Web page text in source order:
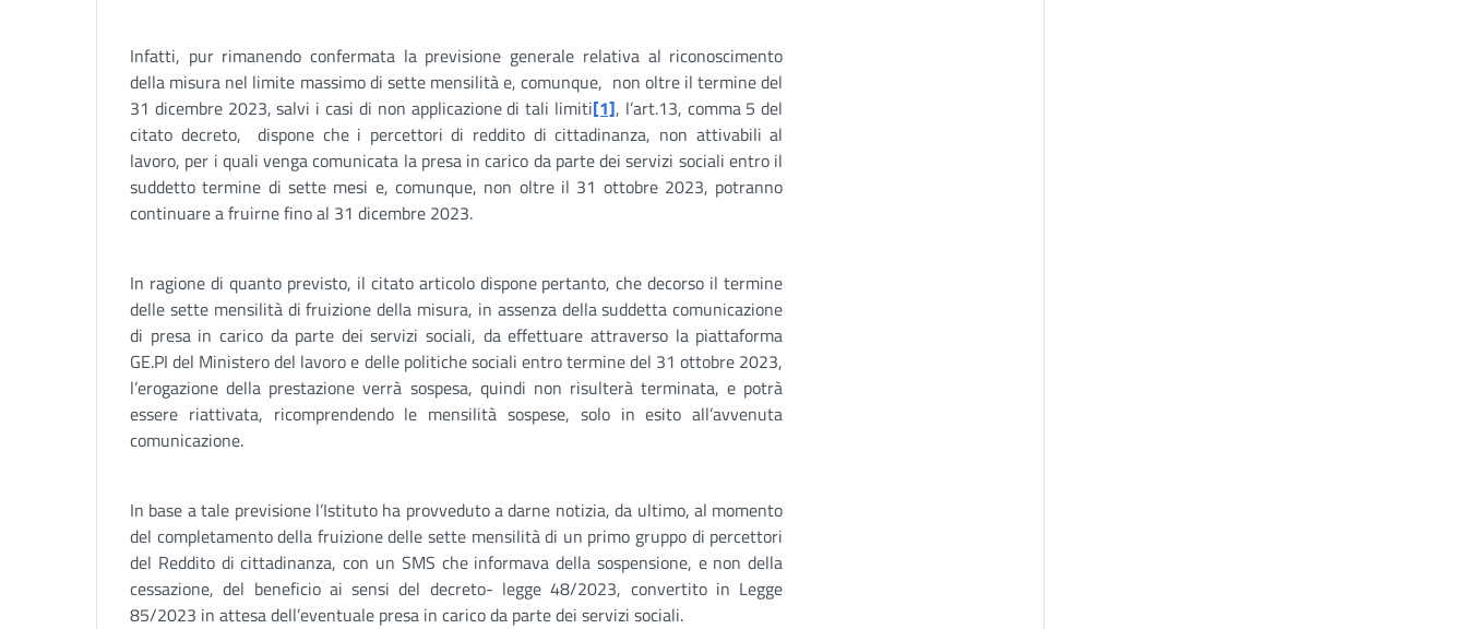
Infatti, pur rimanendo confermata la previsione generale relativa al riconoscimento
della misura nel limite massimo di sette mensilità e, comunque, non oltre il termine del
31 dicembre 2023, salvi i casi di non applicazione di tali limiti[1], l’art.13, comma 5 del
citato decreto, dispone che i percettori di reddito di cittadinanza, non attivabili al
lavoro, per i quali venga comunicata la presa in carico da parte dei servizi sociali entro il
suddetto termine di sette mesi e, comunque, non oltre il 31 ottobre 2023, potranno
continuare a fruirne fino al 31 dicembre 2023.
In ragione di quanto previsto, il citato articolo dispone pertanto, che decorso il termine
delle sette mensilità di fruizione della misura, in assenza della suddetta comunicazione
di presa in carico da parte dei servizi sociali, da effettuare attraverso la piattaforma
GE.PI del Ministero del lavoro e delle politiche sociali entro termine del 31 ottobre 2023,
l’erogazione della prestazione verrà sospesa, quindi non risulterà terminata, e potrà
essere riattivata, ricomprendendo le mensilità sospese, solo in esito all’avvenuta
comunicazione.
In base a tale previsione l’Istituto ha provveduto a darne notizia, da ultimo, al momento
del completamento della fruizione delle sette mensilità di un primo gruppo di percettori
del Reddito di cittadinanza, con un SMS che informava della sospensione, e non della
cessazione, del beneficio ai sensi del decreto- legge 48/2023, convertito in Legge
85/2023 in attesa dell’eventuale presa in carico da parte dei servizi sociali.